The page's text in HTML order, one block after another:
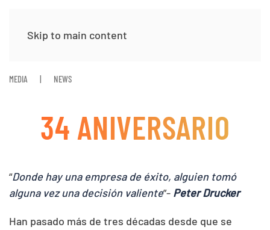
Skip to main content
MEDIA NEWS
34 ANIVERSARIO
“Donde hay una empresa de éxito, alguien tomó
alguna vez una decisión valiente”- Peter Drucker
Han pasado más de tres décadas desde que se